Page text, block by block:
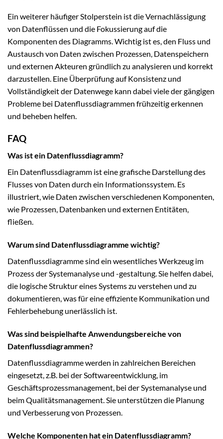
Ein weiterer häufiger Stolperstein ist die Vernachlässigung
von Datenflüssen und die Fokussierung auf die
Komponenten des Diagramms. Wichtig ist es, den Fluss und
Austausch von Daten zwischen Prozessen, Datenspeichern
und externen Akteuren gründlich zu analysieren und korrekt
darzustellen. Eine Überprüfung auf Konsistenz und
Vollständigkeit der Datenwege kann dabei viele der gängigen
Probleme bei Datenflussdiagrammen frühzeitig erkennen
und beheben helfen.
FAQ
Was ist ein Datenflussdiagramm?
Ein Datenflussdiagramm ist eine grafische Darstellung des
Flusses von Daten durch ein Informationssystem. Es
illustriert, wie Daten zwischen verschiedenen Komponenten,
wie Prozessen, Datenbanken und externen Entitäten,
fließen.
Warum sind Datenflussdiagramme wichtig?
Datenflussdiagramme sind ein wesentliches Werkzeug im
Prozess der Systemanalyse und -gestaltung. Sie helfen dabei,
die logische Struktur eines Systems zu verstehen und zu
dokumentieren, was für eine effiziente Kommunikation und
Fehlerbehebung unerlässlich ist.
Was sind beispielhafte Anwendungsbereiche von
Datenflussdiagrammen?
Datenflussdiagramme werden in zahlreichen Bereichen
eingesetzt, z.B. bei der Softwareentwicklung, im
Geschäftsprozessmanagement, bei der Systemanalyse und
beim Qualitätsmanagement. Sie unterstützen die Planung
und Verbesserung von Prozessen.
Welche Komponenten hat ein Datenflussdiagramm?